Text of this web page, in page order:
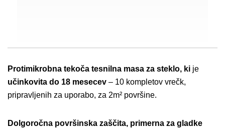
Protimikrobna tekoča tesnilna masa za steklo, ki je
učinkovita do 18 mesecev – 10 kompletov vrečk,
pripravljenih za uporabo, za 2m² površine.
Dolgoročna površinska zaščita, primerna za gladke